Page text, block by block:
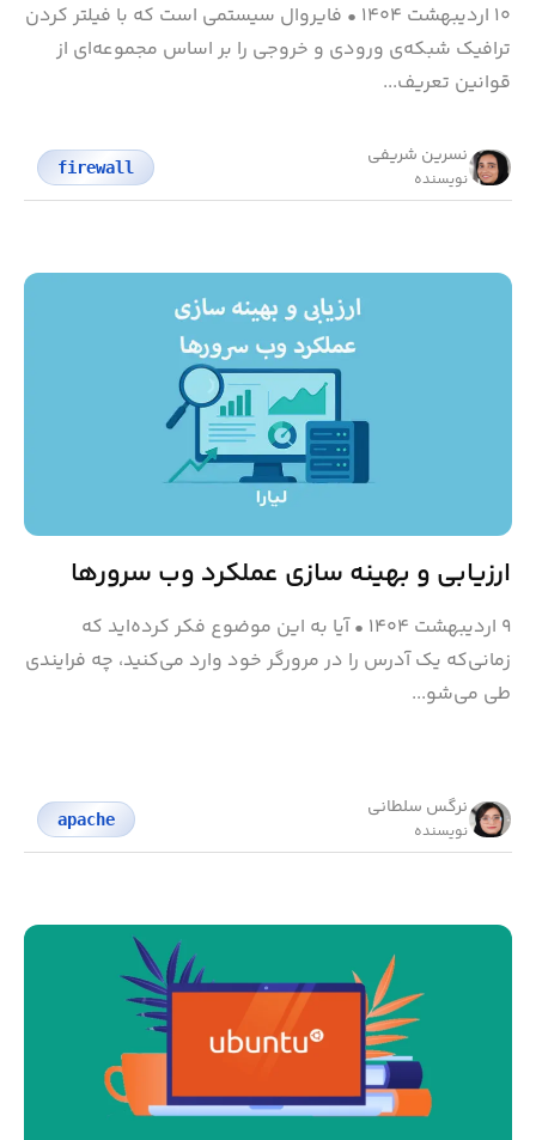
۱۰ اردیبهشت ۱۴۰۴ • فایروال سیستمی است که با فیلتر کردن
ترافیک شبکه‌ی ورودی و خروجی را بر اساس مجموعه‌ای از
قوانین تعریف...
نسرین شریفی
نویسنده
firewall
ارزیابی و بهینه‌ سازی عملکرد وب سرورها
۹ اردیبهشت ۱۴۰۴ •آیا به این موضوع فکر کرده‌اید که
زمانی‌که یک آدرس را در مرورگر خود وارد می‌کنید، چه فرایندی
طی می‌شو...
نرگس سلطانی
نویسنده
apache